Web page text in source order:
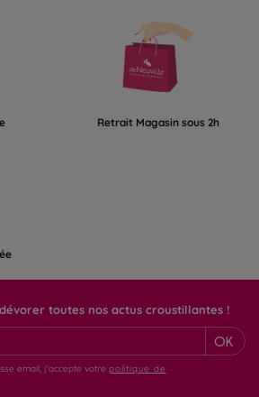
Retrait Magasin sous 2h
toutes nos actus croustillantes !
OK
email, j'accepte votre politique de